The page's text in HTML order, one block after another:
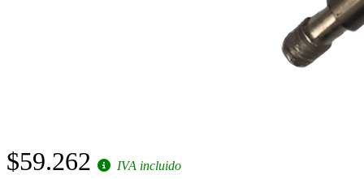
$59.262 IVA incluido